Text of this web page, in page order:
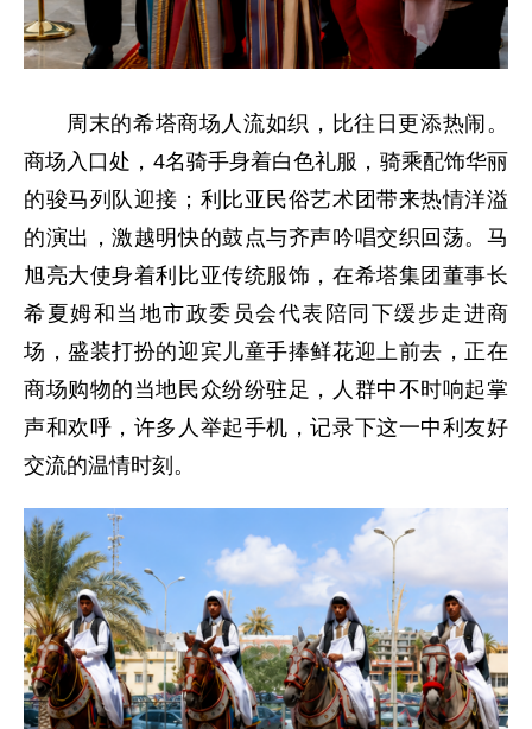
周末的希塔商场人流如织，比往日更添热闹。
商场入口处，4名骑手身着白色礼服，骑乘配饰华丽
的骏马列队迎接；利比亚民俗艺术团带来热情洋溢
的演出，激越明快的鼓点与齐声吟唱交织回荡。马
旭亮大使身着利比亚传统服饰，在希塔集团董事长
希夏姆和当地市政委员会代表陪同下缓步走进商
场，盛装打扮的迎宾儿童手捧鲜花迎上前去，正在
商场购物的当地民众纷纷驻足，人群中不时响起掌
声和欢呼，许多人举起手机，记录下这一中利友好
交流的温情时刻。